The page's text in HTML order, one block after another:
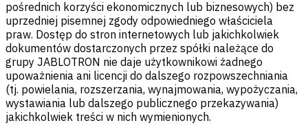
pośrednich korzyści ekonomicznych lub biznesowych) bez
uprzedniej pisemnej zgody odpowiedniego właściciela
praw. Dostęp do stron internetowych lub jakichkolwiek
dokumentów dostarczonych przez spółki należące do
grupy JABLOTRON nie daje użytkownikowi żadnego
upoważnienia ani licencji do dalszego rozpowszechniania
(tj. powielania, rozszerzania, wynajmowania, wypożyczania,
wystawiania lub dalszego publicznego przekazywania)
jakichkolwiek treści w nich wymienionych.